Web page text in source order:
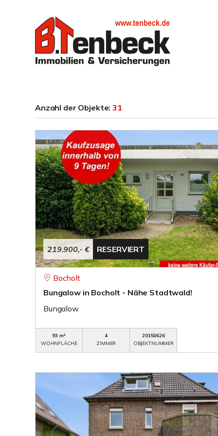
Anzahl der Objekte:31
219.900,- € RESERVIERT
Bocholt
Bungalow in Bocholt - Nähe Stadtwald!
Bungalow
93 m²
WOHNFLÄCHE
4
ZIMMER
20150626
OBJEKTNUMMER